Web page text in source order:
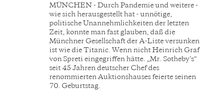
MÜNCHEN - Durch Pandemie und weitere -
wie sich herausgestellt hat - unnötige,
politische Unannehmlichkeiten der letzten
Zeit, konnte man fast glauben, daß die
Münchner Gesellschaft der A-Liste versunken
ist wie die Titanic. Wenn nicht Heinrich Graf
von Spreti eingegriffen hätte. „Mr. Sotheby’s“
seit 45 Jahren deutscher Chef des
renommierten Auktionshauses feierte seinen
70. Geburtstag.